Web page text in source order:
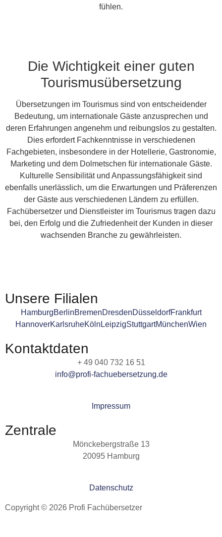
fühlen.
Die Wichtigkeit einer guten
Tourismusübersetzung
Übersetzungen im Tourismus sind von entscheidender
Bedeutung, um internationale Gäste anzusprechen und
deren Erfahrungen angenehm und reibungslos zu gestalten.
Dies erfordert Fachkenntnisse in verschiedenen
Fachgebieten, insbesondere in der Hotellerie, Gastronomie,
Marketing und dem Dolmetschen für internationale Gäste.
Kulturelle Sensibilität und Anpassungsfähigkeit sind
ebenfalls unerlässlich, um die Erwartungen und Präferenzen
der Gäste aus verschiedenen Ländern zu erfüllen.
Fachübersetzer und Dienstleister im Tourismus tragen dazu
bei, den Erfolg und die Zufriedenheit der Kunden in dieser
wachsenden Branche zu gewährleisten.
Unsere Filialen
HamburgBerlinBremenDresdenDüsseldorfFrankfurt
HannoverKarlsruheKöln LeipzigStuttgartMünchenWien
Kontaktdaten
+ 49 040 732 16 51
info@profi-fachuebersetzung.de
Impressum
Zentrale
Mönckebergstraße 13
20095 Hamburg
Datenschutz
Copyright © 2026 Profi Fachübersetzer